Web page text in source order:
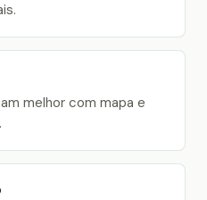
melhor com mapa e